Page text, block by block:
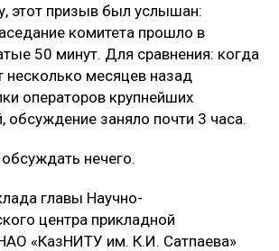
этот призыв был услышан:
комитета прошло в
50 минут. Для сравнения: когда
несколько месяцев назад
операторов крупнейших
обсуждение заняло почти 3 часа.
нечего.
главы Научно-
центра прикладной
«КазНИТУ им. К.И. Сатпаева»